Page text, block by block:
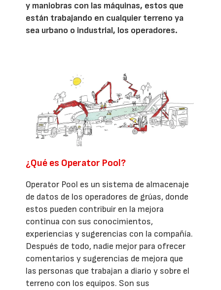
y maniobras con las máquinas, estos que
están trabajando en cualquier terreno ya
sea urbano o industrial, los operadores.
¿Qué es Operator Pool?
Operator Pool es un sistema de almacenaje
de datos de los operadores de grúas, donde
estos pueden contribuir en la mejora
continua con sus conocimientos,
experiencias y sugerencias con la compañía.
Después de todo, nadie mejor para ofrecer
comentarios y sugerencias de mejora que
las personas que trabajan a diario y sobre el
terreno con los equipos. Son sus